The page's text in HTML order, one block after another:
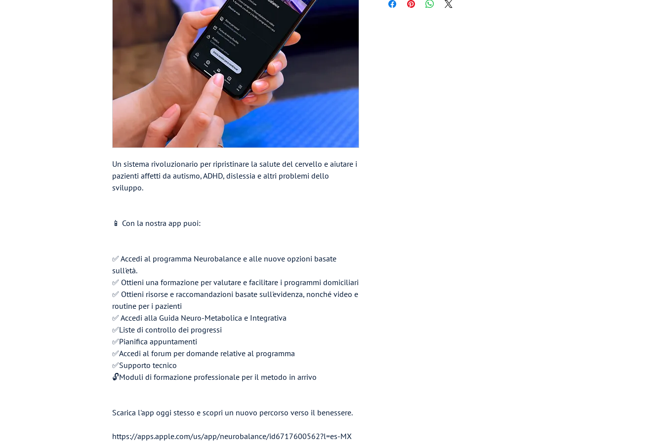
Un sistema rivoluzionario per ripristinare la salute del cervello e aiutare i
pazienti affetti da autismo, ADHD, dislessia e altri problemi dello
sviluppo.
📱 Con la nostra app puoi:
✅ Accedi al programma Neurobalance e alle nuove opzioni basate
sull'età.
✅ Ottieni una formazione per valutare e facilitare i programmi domiciliari
✅ Ottieni risorse e raccomandazioni basate sull'evidenza, nonché video e
routine per i pazienti
✅ Accedi alla Guida Neuro-Metabolica e Integrativa
✅Liste di controllo dei progressi
✅Pianifica appuntamenti
✅Accedi al forum per domande relative al programma
✅Supporto tecnico
🔓Moduli di formazione professionale per il metodo in arrivo
Scarica l'app oggi stesso e scopri un nuovo percorso verso il benessere.
https://apps.apple.com/us/app/neurobalance/id6717600562?l=es-MX